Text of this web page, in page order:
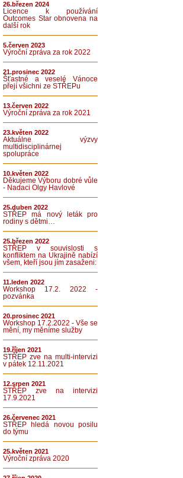
26.březen 2024
Licence k používání
Outcomes Star obnovena na
další rok
5.červen 2023
Výroční zpráva za rok 2022
21.prosinec 2022
Šťastné a veselé Vánoce
přejí všichni ze STŘEPu
13.červen 2022
Výroční zpráva za rok 2021
23.květen 2022
Aktuálne výzvy
multidisciplinárnej
spolupráce
10.květen 2022
Děkujeme Výboru dobré vůle
- Nadaci Olgy Havlové
25.duben 2022
STŘEP má nový leták pro
rodiny s dětmi…
25.březen 2022
STŘEP v souvislosti s
konfliktem na Ukrajině nabízí
všem, kteří jsou jím zasaženi:
11.leden 2022
Workshop 17.2. 2022 -
pozvánka
20.prosinec 2021
Workshop 17.2.2022 - Vše se
mění, my měníme služby
19.říjen 2021
STŘEP zve na multi-intervizi
v pátek 12.11.2021
12.srpen 2021
STŘEP zve na intervizi
17.9.2021
26.červenec 2021
STŘEP hledá novou posilu
do týmu
25.květen 2021
Výroční zpráva 2020